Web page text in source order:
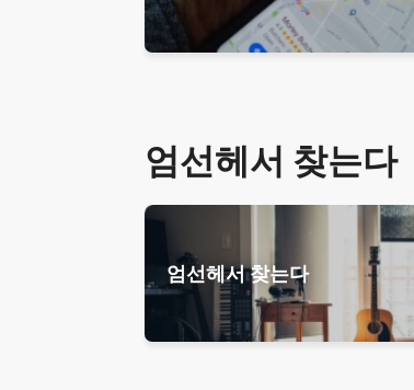
엄선헤서 찾는다
엄선헤서 찾는다